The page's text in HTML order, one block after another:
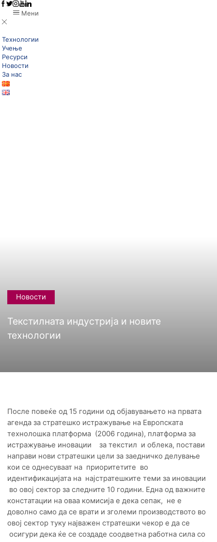
Мени
Технологии
Учење
Ресурси
Новости
За нас
Новости
Текстилната индустрија и новите
технологии
После повеќе од 15 години од објавувањето на првата
агенда за стратешко истражување на Европската
технолошка платформа (2006 година), платформа за
истражување иновации за текстил и облека, постави
направи нови стратешки цели за заедничко делување
кои се однесуваат на приоритетите во
идентификацијата на најстратешките теми за иновации
во овој сектор за следните 10 години. Една од важните
констатации на оваа комисија е дека сепак, не е
доволно само да се врати и зголеми производството во
овој сектор туку најважен стратешки чекор е да се
осигури дека ќе се создаде соодветна работна сила со